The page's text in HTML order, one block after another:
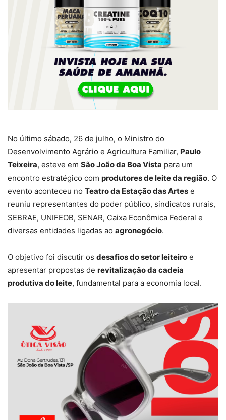
No último sábado, 26 de julho, o Ministro do
Desenvolvimento Agrário e Agricultura Familiar, Paulo
Teixeira, esteve em São João da Boa Vista para um
encontro estratégico com produtores de leite da região. O
evento aconteceu no Teatro da Estação das Artes e
reuniu representantes do poder público, sindicatos rurais,
SEBRAE, UNIFEOB, SENAR, Caixa Econômica Federal e
diversas entidades ligadas ao agronegócio.
O objetivo foi discutir os desafios do setor leiteiro e
apresentar propostas de revitalização da cadeia
produtiva do leite, fundamental para a economia local.